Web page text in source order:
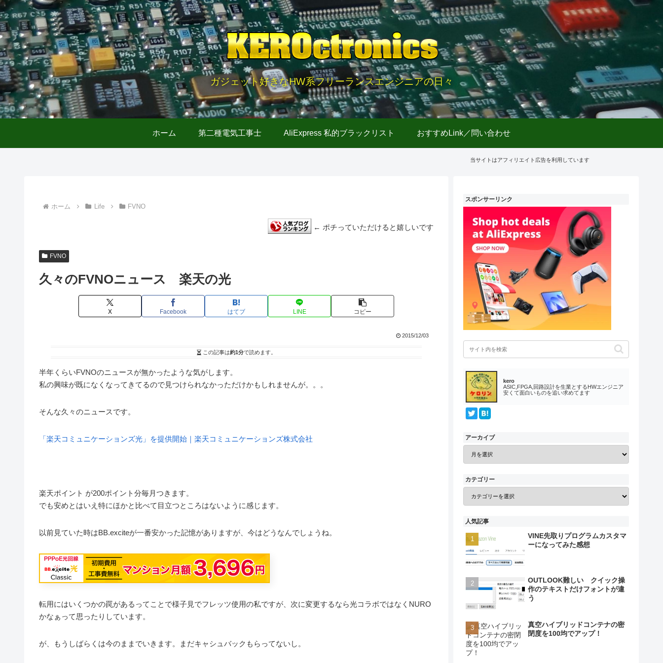
ガジェット好きなHW系フリーランスエンジニアの日々
ホーム 第二種電気工事士 AliExpress 私的ブラックリスト おすすめLink／問い合わせ
当サイトはアフィリエイト広告を利用しています
ホーム Life FVNO
← ポチっていただけると嬉しいです
FVNO
久々のFVNOニュース 楽天の光
X Facebook はてブ LINE コピー
2015/12/03
この記事は約1分で読めます。
半年くらいFVNOのニュースが無かったような気がします。
私の興味が既になくなってきてるので見つけられなかっただけかもしれませんが。。。
そんな久々のニュースです。
「楽天コミュニケーションズ光」を提供開始｜楽天コミュニケーションズ株式会社
楽天ポイント が200ポイント分毎月つきます。
でも安めとはいえ特にほかと比べて目立つところはないように感じます。
以前見ていた時はBB.exciteが一番安かった記憶がありますが、今はどうなんでしょうね。
転用にはいくつかの罠があるってことで様子見でフレッツ使用の私ですが、次に変更するなら光コラボではなくNURO
かなぁって思ったりしています。
が、もうしばらくは今のままでいきます。まだキャシュバックもらってないし。
スポンサーリンク
kero
ASIC,FPGA,回路設計を生業とするHWエンジニア
安くて面白いものを追い求めてます
アーカイブ
カテゴリー
人気記事
VINE先取りプログラムカスタマ
ーになってみた感想
OUTLOOK難しい クイック操
作のテキストだけフォントが違
う
真空ハイブリッドコンテナの密
閉度を100均でアップ！